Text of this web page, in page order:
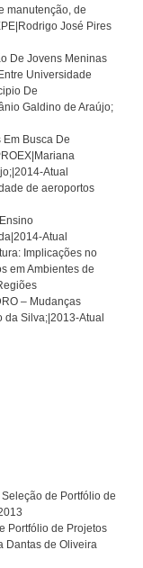
manutenção, de
José Pires
De Jovens Meninas
Universidade
De
Galdino de Araújo;
Busca De
Atual
de aeroportos
Atual
Implicações no
em Ambientes de
– Mudanças
da Silva;|2013-Atual
de Portfólio de
Portfólio de Projetos
Dantas de Oliveira